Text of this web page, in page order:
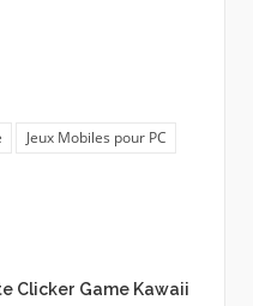
Jeux Mobiles pour PC
Clicker Game Kawaii